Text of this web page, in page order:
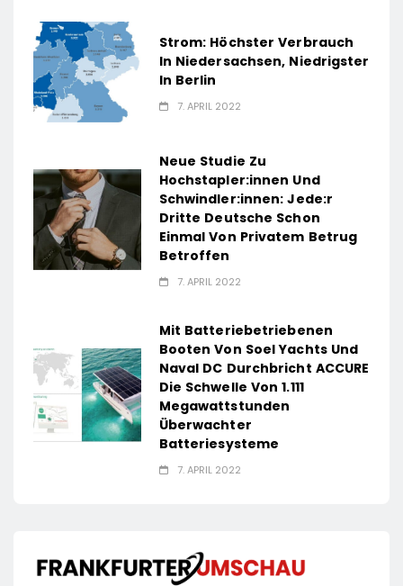
Strom: Höchster Verbrauch
In Niedersachsen, Niedrigster
In Berlin
7. APRIL 2022
Neue Studie Zu
Hochstapler:innen Und
Schwindler:innen: Jede:r
Dritte Deutsche Schon
Einmal Von Privatem Betrug
Betroffen
7. APRIL 2022
Mit Batteriebetriebenen
Booten Von Soel Yachts Und
Naval DC Durchbricht ACCURE
Die Schwelle Von 1.111
Megawattstunden
Überwachter
Batteriesysteme
7. APRIL 2022